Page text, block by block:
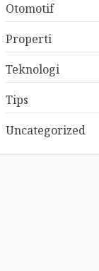
Otomotif
Properti
Teknologi
Tips
Uncategorized